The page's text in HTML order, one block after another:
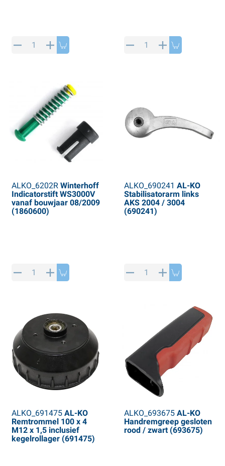
ALKO_6202RWinterhoff
Indicatorstift WS3000V
vanaf bouwjaar 08/2009
(1860600)
ALKO_690241 AL-KO
Stabilisatorarm links
AKS 2004 / 3004
(690241)
ALKO_691475AL-KO
Remtrommel 100 x 4
M12 x 1,5 inclusief
kegelrollager (691475)
ALKO_693675AL-KO
Handremgreep gesloten
rood / zwart (693675)